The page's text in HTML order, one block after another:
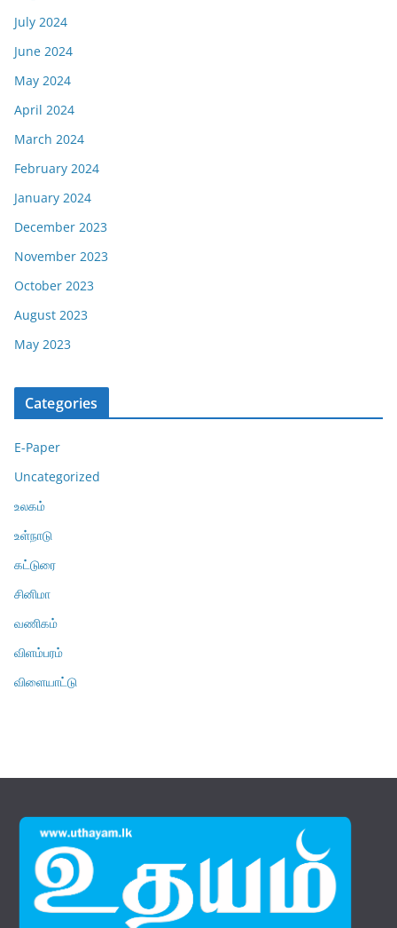
July 2024
June 2024
May 2024
April 2024
March 2024
February 2024
January 2024
December 2023
November 2023
October 2023
August 2023
May 2023
Categories
E-Paper
Uncategorized
உலகம்
உள்நாடு
கட்டுரை
சினிமா
வணிகம்
விளம்பரம்
விளையாட்டு